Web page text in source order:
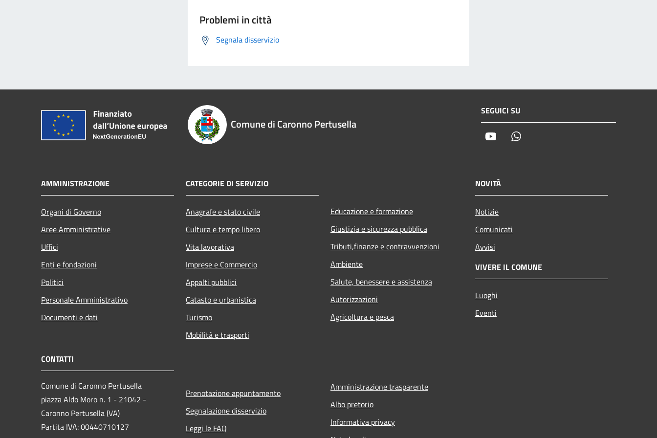
Problemi in città
Segnala disservizio
Comune di Caronno Pertusella
SEGUICI SU
Youtube
AMMINISTRAZIONE
Organi di Governo
Aree Amministrative
Uffici
Enti e fondazioni
Politici
Personale Amministrativo
Documenti e dati
CATEGORIE DI SERVIZIO
Anagrafe e stato civile
Cultura e tempo libero
Vita lavorativa
Imprese e Commercio
Appalti pubblici
Catasto e urbanistica
Turismo
Mobilità e trasporti
Educazione e formazione
Giustizia e sicurezza pubblica
Tributi,finanze e contravvenzioni
Ambiente
Salute, benessere e assistenza
Autorizzazioni
Agricoltura e pesca
NOVITÀ
Notizie
Comunicati
Avvisi
VIVERE IL COMUNE
Luoghi
Eventi
CONTATTI
Comune di Caronno Pertusella
piazza Aldo Moro n. 1 - 21042 -
Caronno Pertusella (VA)
Partita IVA: 00440710127
Prenotazione appuntamento
Segnalazione disservizio
Leggi le FAQ
Amministrazione trasparente
Albo pretorio
Informativa privacy